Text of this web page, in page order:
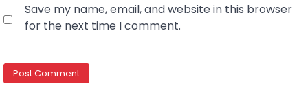
Save my name, email, and website in this browser
for the next time I comment.